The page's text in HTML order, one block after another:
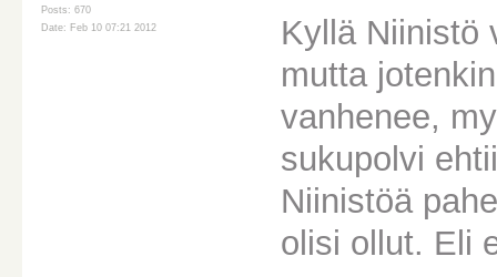
Posts: 670
Date: Feb 10 07:21 2012
Kyllä Niinistö
mutta
vanhenee,
sukupolvi
Niinistöä
olisi ollut. Eli